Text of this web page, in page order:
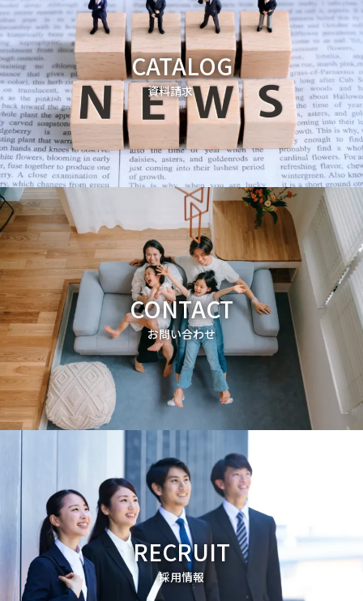
CATALOG
資料請求
CONTACT
お問い合わせ
RECRUIT
採用情報